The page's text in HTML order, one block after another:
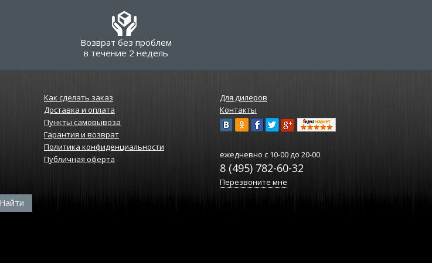
Возврат без проблем
в течение 2 недель
Как сделать заказ
Доставка и оплата
Пункты самовывоза
Гарантия и возврат
Политика конфиденциальности
Публичная оферта
Для дилеров
Контакты
ежедневно с 10-00 до 20-00
8 (495) 782-60-32
Перезвоните мне